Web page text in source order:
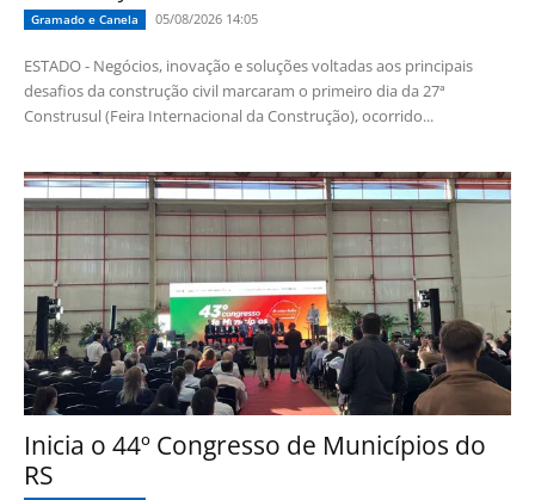
Gramado e Canela 05/08/2026 14:05
ESTADO - Negócios, inovação e soluções voltadas aos principais
desafios da construção civil marcaram o primeiro dia da 27ª
Construsul (Feira Internacional da Construção), ocorrido...
Inicia o 44º Congresso de Municípios do
RS